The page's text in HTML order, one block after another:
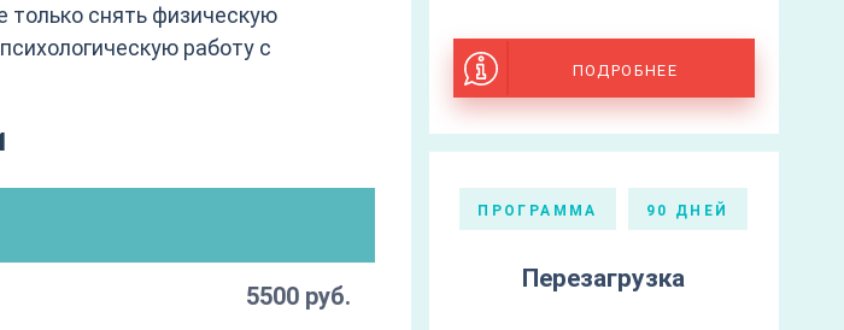
только снять физическую
работу с
5500 руб.
ПОДРОБНЕЕ
ПРОГРАММА 90 ДНЕЙ
Перезагрузка